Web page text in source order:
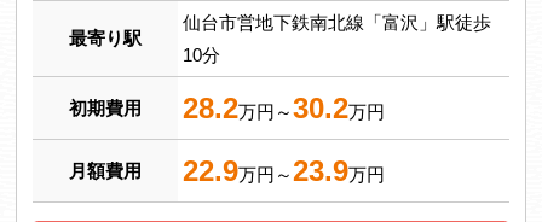
最寄り駅
仙台市営地下鉄南北線「富沢」駅徒歩
10分
初期費用 28.2万円～30.2万円
月額費用 22.9万円～23.9万円